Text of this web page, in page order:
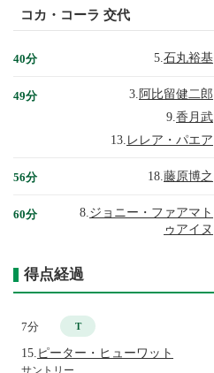
コカ・コーラ 交代
40分 5. 石丸裕基
49分 3. 阿比留健二郎
9. 香月武
13. レレア・パエア
56分 18. 藤原博之
60分 8. ジョニー・ファアマト
ゥアイヌ
得点経過
7分 T
15. ピーター・ヒューワット
サントリー